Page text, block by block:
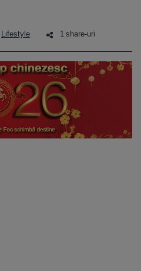
Lifestyle 1 share-uri